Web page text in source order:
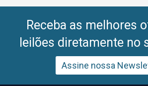
Receba as melhores
leilões diretamente no
Assine nossa